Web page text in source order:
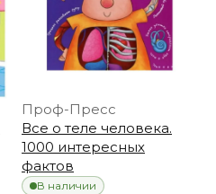
Проф-Пресс
Все о теле человека.
1000 интересных
фактов
В наличии